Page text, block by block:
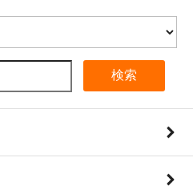
検索